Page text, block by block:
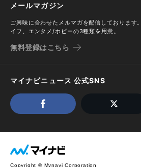
メールマガジン
ご興味に合わせたメルマガを配信しております
イフ、エンタメ/ホビーの3種類を用意。
無料登録はこちら
マイナビニュース 公式SNS
Copyright © Mynavi Corporation